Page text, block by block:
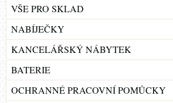
VŠE PRO SKLAD
NABÍJEČKY
KANCELÁŘSKÝ NÁBYTEK
BATERIE
OCHRANNÉ PRACOVNÍ POMŮCKY